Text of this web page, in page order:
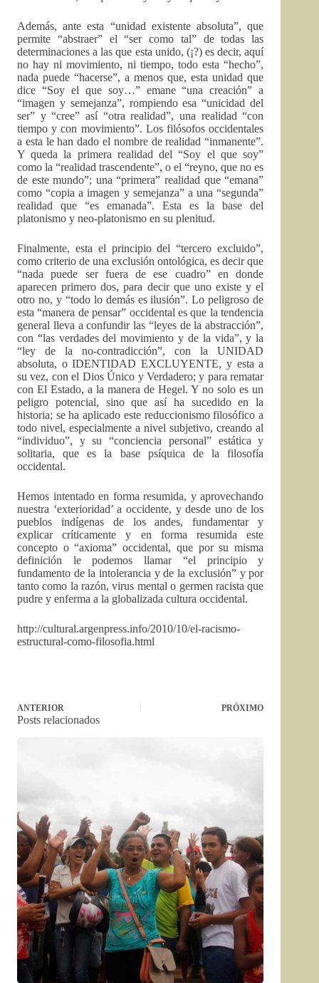
Además, ante esta “unidad existente absoluta”, que
permite “abstraer” el “ser como tal” de todas las
determinaciones a las que esta unido, (¡?) es decir, aquí
no hay ni movimiento, ni tiempo, todo esta “hecho”,
nada puede “hacerse”, a menos que, esta unidad que
dice “Soy el que soy…” emane “una creación” a
“imagen y semejanza”, rompiendo esa “unicidad del
ser” y “cree” así “otra realidad”, una realidad “con
tiempo y con movimiento”. Los filósofos occidentales
a esta le han dado el nombre de realidad “inmanente”.
Y queda la primera realidad del “Soy el que soy”
como la “realidad trascendente”, o el “reyno, que no es
de este mundo”; una “primera” realidad que “emana”
como “copia a imagen y semejanza” a una “segunda”
realidad que “es emanada”. Esta es la base del
platonismo y neo-platonismo en su plenitud.
Finalmente, esta el principio del “tercero excluido”,
como criterio de una exclusión ontológica, es decir que
“nada puede ser fuera de ese cuadro” en donde
aparecen primero dos, para decir que uno existe y el
otro no, y “todo lo demás es ilusión”. Lo peligroso de
esta “manera de pensar” occidental es que la tendencia
general lleva a confundir las “leyes de la abstracción”,
con “las verdades del movimiento y de la vida”, y la
“ley de la no-contradicción”, con la UNIDAD
absoluta, o IDENTIDAD EXCLUYENTE, y esta a
su vez, con el Dios Único y Verdadero; y para rematar
con El Estado, a la manera de Hegel. Y no solo es un
peligro potencial, sino que así ha sucedido en la
historia; se ha aplicado este reduccionismo filosófico a
todo nivel, especialmente a nivel subjetivo, creando al
“individuo”, y su “conciencia personal” estática y
solitaria, que es la base psíquica de la filosofía
occidental.
Hemos intentado en forma resumida, y aprovechando
nuestra ‘exterioridad’ a occidente, y desde uno de los
pueblos indígenas de los andes, fundamentar y
explicar críticamente y en forma resumida este
concepto o “axioma” occidental, que por su misma
definición le podemos llamar “el principio y
fundamento de la intolerancia y de la exclusión” y por
tanto como la razón, virus mental o germen racista que
pudre y enferma a la globalizada cultura occidental.
http://cultural.argenpress.info/2010/10/el-racismo-
estructural-como-filosofia.html
ANTERIOR PRÓXIMO
Posts relacionados